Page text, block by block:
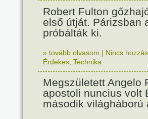
Robert Fulton
első útját. Párizsban
próbálták ki.
» tovább olvasom | Nincs
Érdekes Technika
Megszületett Angelo
apostoli nuncius volt
második világháború